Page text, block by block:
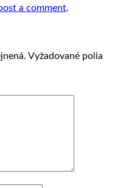
a comment.
Vyžadované polia